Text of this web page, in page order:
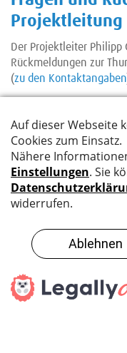
Projektleitung
Der Projektleiter Philipp
Rückmeldungen zur
(zu den Kontaktangaben
Kontakt
Impressum
Cookie-Einstellungen